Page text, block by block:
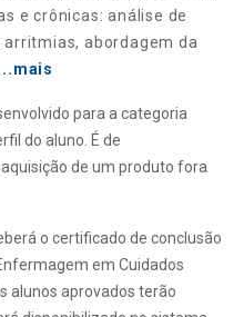
e crônicas: análise de
abordagem da
para a categoria
do aluno. É de
de um produto fora
o certificado de conclusão
em Cuidados
alunos aprovados terão